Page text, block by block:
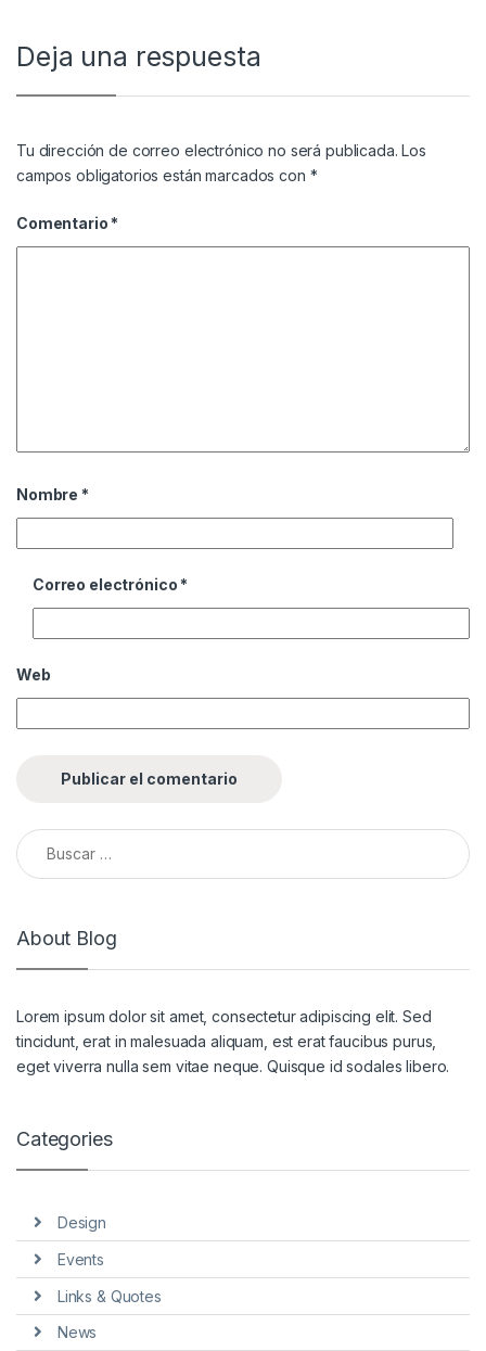
Deja una respuesta
Tu dirección de correo electrónico no será publicada. Los
campos obligatorios están marcados con *
Comentario *
Nombre *
Correo electrónico *
Web
About Blog
Lorem ipsum dolor sit amet, consectetur adipiscing elit. Sed
tincidunt, erat in malesuada aliquam, est erat faucibus purus,
eget viverra nulla sem vitae neque. Quisque id sodales libero.
Categories
Design
Events
Links & Quotes
News